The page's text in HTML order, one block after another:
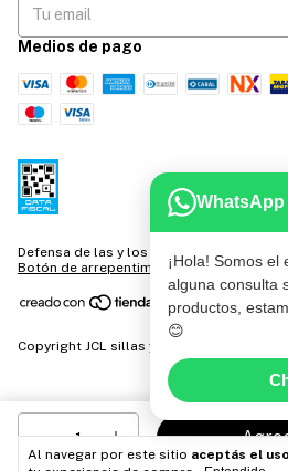
Al navegar por este sitio aceptás el
Medios de pago
Defensa de las y los consumidores. Para
Botón de arrepentimiento
Copyright JCL sillas y mesas - 2026.
WhatsApp
¡Hola! Somos el
alguna consulta
productos,
😊